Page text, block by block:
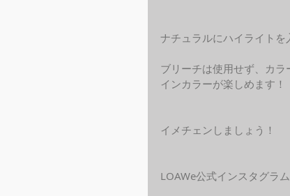
ナチュラルにハイライトを
ブリーチは使用せず、カ
インカラーが楽しめます！
イメチェンしましょう！
LOAWe公式インスタグラム